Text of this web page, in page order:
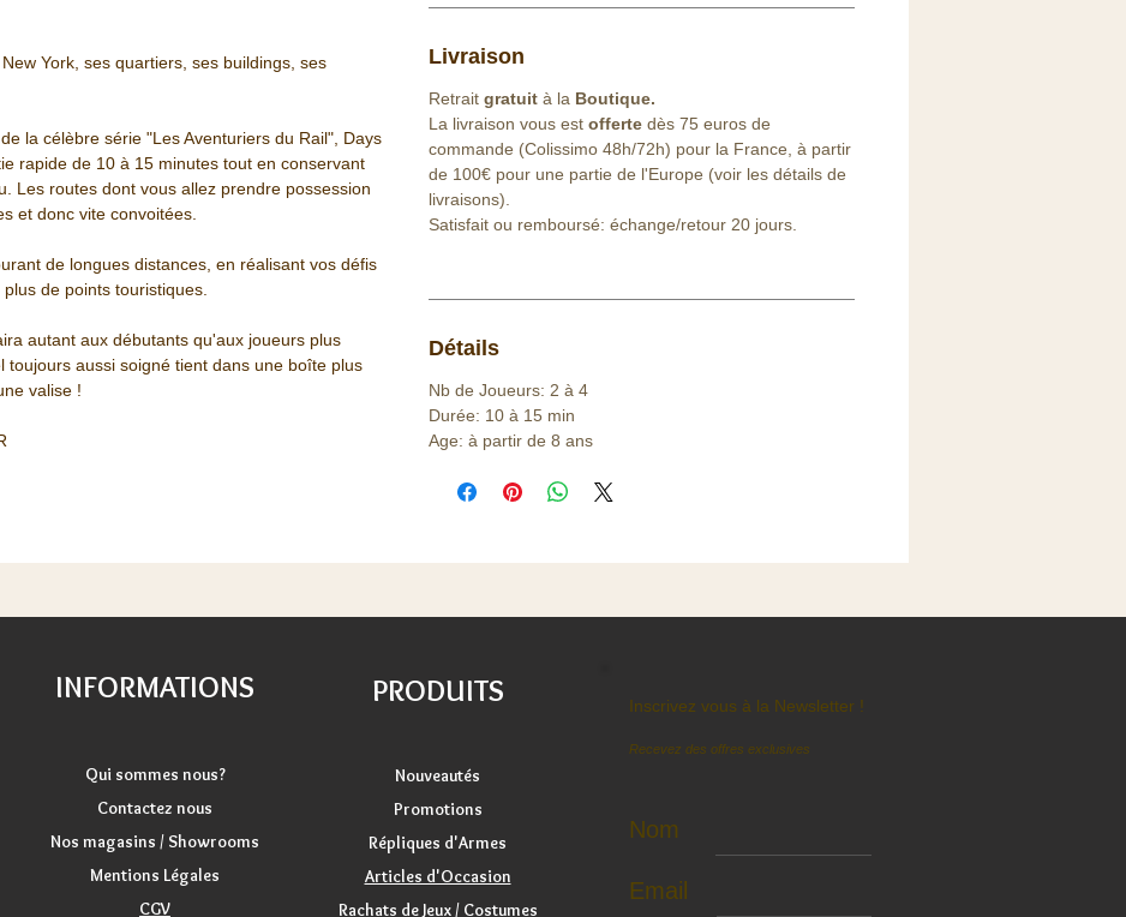
York, ses quartiers, ses buildings, ses
la célèbre série "Les Aventuriers du Rail", Days
rapide de 10 à 15 minutes tout en conservant
Les routes dont vous allez prendre possession
et donc vite convoitées.
de longues distances, en réalisant vos défis
de points touristiques.
autant aux débutants qu'aux joueurs plus
toujours aussi soigné tient dans une boîte plus
valise !
Livraison
Retrait gratuit à la Boutique.
La livraison vous est offerte dès 75 euros de
commande (Colissimo 48h/72h) pour la France, à partir
de 100€ pour une partie de l'Europe (voir les détails de
livraisons).
Satisfait ou remboursé: échange/retour 20 jours.
Détails
Nb de Joueurs: 2 à 4
Durée: 10 à 15 min
Age: à partir de 8 ans
INFORMATIONS
Qui sommes nous?
Contactez nous
Nos magasins / Showrooms
Mentions Légales
CGV
PRODUITS
Nouveautés
Promotions
Répliques d'Armes
Articles d'Occasion
Rachats de Jeux / Costumes
Inscrivez vous à la Newsletter !
Recevez des offres exclusives
Nom
Email